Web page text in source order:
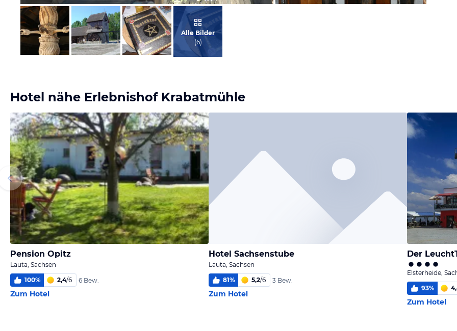
Bild melden
von Dörte
Alle Bilder
(6)
Hotel nähe Erlebnishof Krabatmühle
Pension Opitz
Lauta, Sachsen
100% 2,4/6 6 Bew.
Zum Hotel
Hotel Sachsenstube
Lauta, Sachsen
81% 5,2/6 3 Bew.
Zum Hotel
Der
Elsterheide,
93%
Zum Hotel